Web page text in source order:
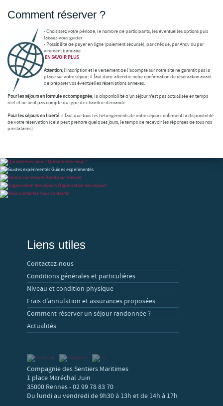
Comment réserver ?
- Choisissez votre période, le nombre de participants, les éventuelles options puis
laissez-vous guider
- Possibilité de payer en ligne (paiement sécurisé), par chèque, par Ancv ou par
virement bancaire
EN SAVOIR PLUS
Attention, l'inscription et le versement de l'acompte sur notre site ne garantit pas la
place sur votre séjour ; il faut donc attendre notre confirmation de réservation avant
de préparer vos éventuelles réservations annexes.
Pour les séjours en formule accompagnée, la disponibilité d'un séjour n'est pas actualisée en temps
réel et ne tient pas compte du type de chambre demandé.
Pour les séjours en liberté, il faut que tous les hébergements de votre séjour confirment la disponibilité
de votre réservation (cela peut prendre quelques jours, le temps de recevoir les réponses de tous nos
prestataires).
Qui sommes-nous ?
Guides expérimentés
Rando sur mesure
Organisation des séjours
Nous contacter
Liens utiles
Contactez-nous
Conditions générales et particulières
Niveau et condition physique
Frais d'annulation et assurances proposées
Comment réserver un séjour randonnée ?
Actualités
Compagnie des Sentiers Maritimes
1 place Maréchal Juin
35000 Rennes - 02 99 78 83 70
Du lundi au vendredi de 9h30 à 13h et de 14h à 17h